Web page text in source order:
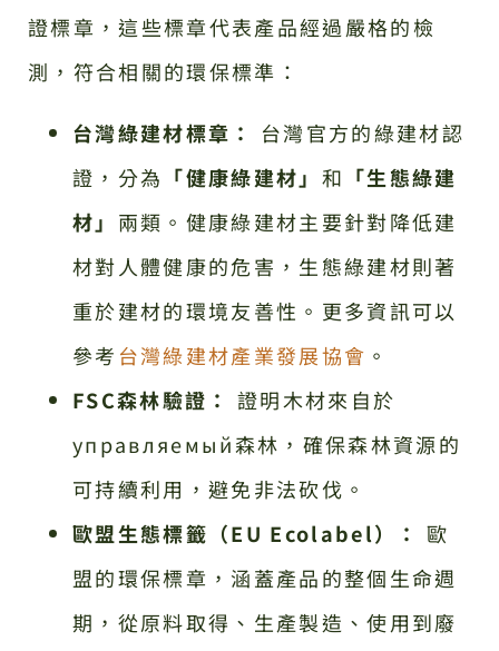
證標章，這些標章代表產品經過嚴格的檢
測，符合相關的環保標準：
台灣綠建材標章：
台灣官方的綠建材認
證，分為 「健康綠建材」 和 「生態綠建
材」 兩類。健康綠建材主要針對降低建
材對人體健康的危害，生態綠建材則著
重於建材的環境友善性。更多資訊可以
參考 台灣綠建材產業發展協會 。
FSC森林驗證：
證明木材來自於
управляемый森林，確保森林資源的
可持續利用，避免非法砍伐。
歐盟生態標籤（EU Ecolabel）：
歐
盟的環保標章，涵蓋產品的整個生命週
期，從原料取得、生產製造、使用到廢